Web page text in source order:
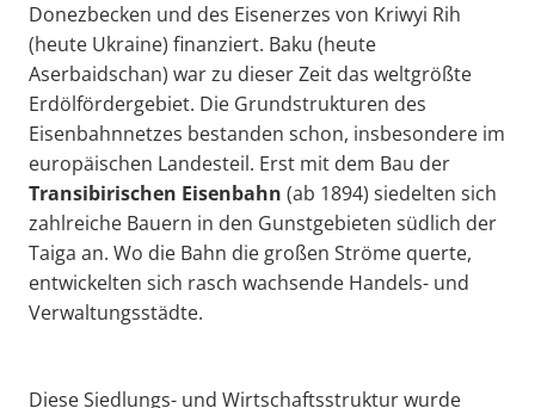
Donezbecken und des Eisenerzes von Kriwyi Rih
(heute Ukraine) finanziert. Baku (heute
Aserbaidschan) war zu dieser Zeit das weltgrößte
Erdölfördergebiet. Die Grundstrukturen des
Eisenbahnnetzes bestanden schon, insbesondere im
europäischen Landesteil. Erst mit dem Bau der
Transibirischen Eisenbahn (ab 1894) siedelten sich
zahlreiche Bauern in den Gunstgebieten südlich der
Taiga an. Wo die Bahn die großen Ströme querte,
entwickelten sich rasch wachsende Handels- und
Verwaltungsstädte.
Diese Siedlungs- und Wirtschaftsstruktur wurde